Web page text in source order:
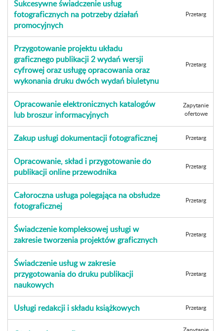
Sukcesywne świadczenie usług
fotograficznych na potrzeby działań
promocyjnych
Przetarg
Przygotowanie projektu układu
graficznego publikacji 2 wydań wersji
cyfrowej oraz usługę opracowania oraz
wykonania druku dwóch wydań biuletynu
Przetarg
Opracowanie elektronicznych katalogów
lub broszur informacyjnych
Zapytanie
ofertowe
Zakup usługi dokumentacji fotograficznej Przetarg
Opracowanie, skład i przygotowanie do
publikacji online przewodnika
Przetarg
Całoroczna usługa polegająca na obsłudze
fotograficznej
Przetarg
Świadczenie kompleksowej usługi w
zakresie tworzenia projektów graficznych
Przetarg
Świadczenie usług w zakresie
przygotowania do druku publikacji
naukowych
Przetarg
Usługi redakcji i składu książkowych Przetarg